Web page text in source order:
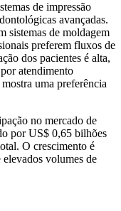
de impressão
avançadas.
sistemas de moldagem
preferem fluxos de
dos pacientes é alta,
atendimento
uma preferência
no mercado de
por US$ 0,65 bilhões
O crescimento é
elevados volumes de